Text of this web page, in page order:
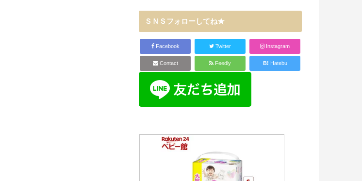
ＳＮＳフォローしてね★
Facebook Twitter Instagram
Contact Feedly B! Hatebu